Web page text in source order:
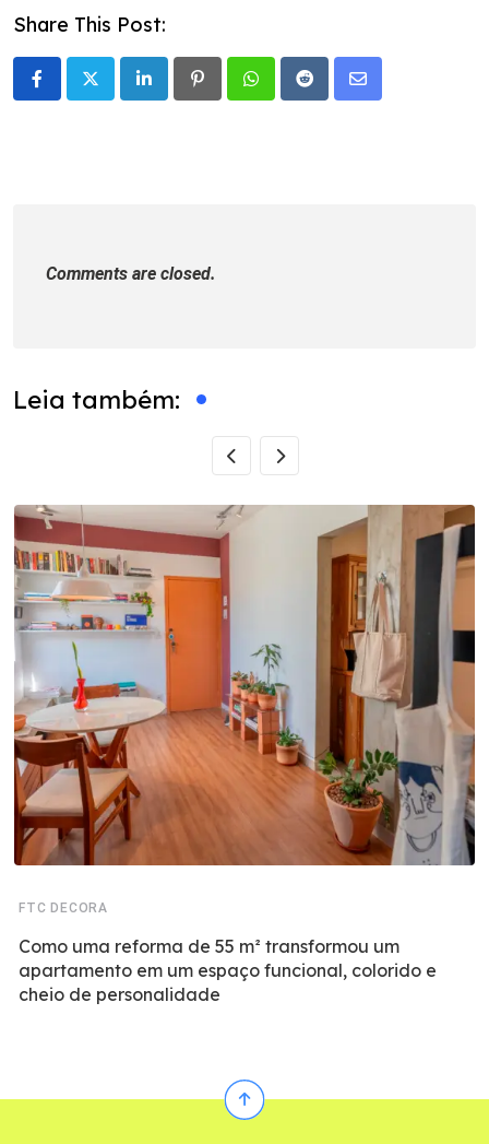
Share This Post:
LinkedIn PinterestWhatsappRedditShare
Comments are closed.
Leia também:
FTC DECORA
Como uma reforma de 55 m² transformou um
apartamento em um espaço funcional, colorido e
cheio de personalidade